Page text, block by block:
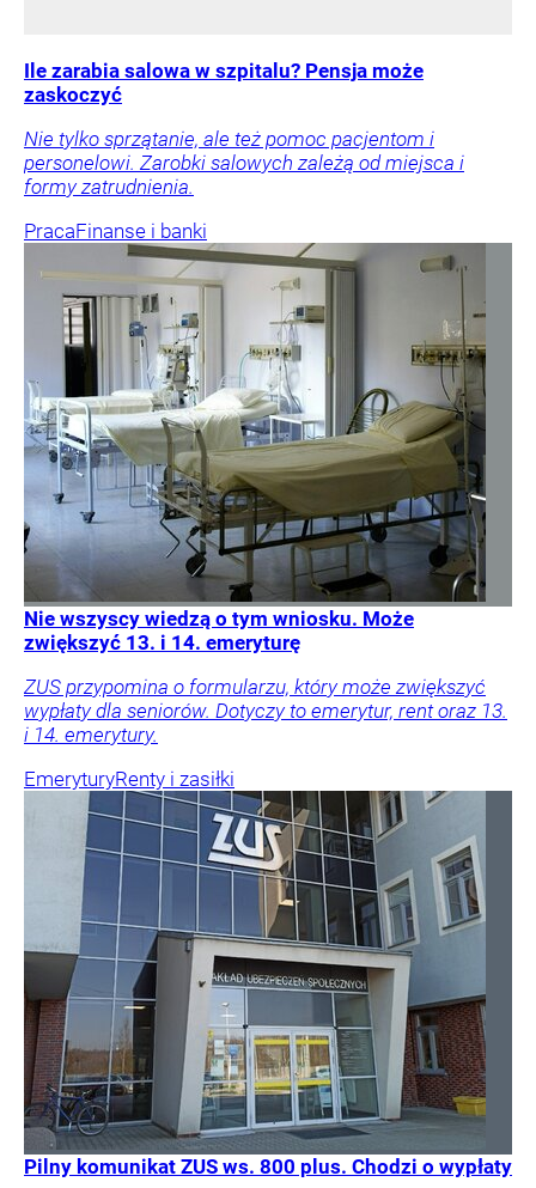
Ile zarabia salowa w szpitalu? Pensja może
zaskoczyć
Nie tylko sprzątanie, ale też pomoc pacjentom i
personelowi. Zarobki salowych zależą od miejsca i
formy zatrudnienia.
PracaFinanse i banki
Nie wszyscy wiedzą o tym wniosku. Może
zwiększyć 13. i 14. emeryturę
ZUS przypomina o formularzu, który może zwiększyć
wypłaty dla seniorów. Dotyczy to emerytur, rent oraz 13.
i 14. emerytury.
EmeryturyRenty i zasiłki
Pilny komunikat ZUS ws. 800 plus. Chodzi o wypłaty